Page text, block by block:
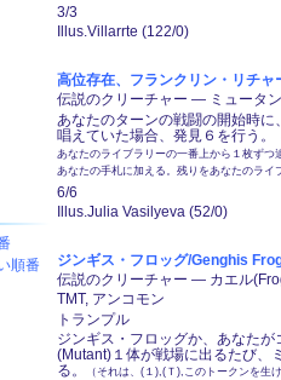
順番
3/3
Illus.Villarrte (122/0)
高位存在、フランクリン・リチ
伝説のクリーチャー ― ミュータ
あなたのターンの戦闘の開始時
唱えていた場合、発見６を行う。
あなたのライブラリーの一番上から１枚ずつ
あなたの手札に加える。残りをあなたのライ
6/6
Illus.Julia Vasilyeva (52/0)
ジンギス・フロッグ/Genghis
伝説のクリーチャー ― カエル
TMT, アンコモン
トランプル
ジンギス・フロッグか、あなた
(Mutant)１体が戦場に出るたび、
る。
（それは、(１),(Ｔ),このトークンを生